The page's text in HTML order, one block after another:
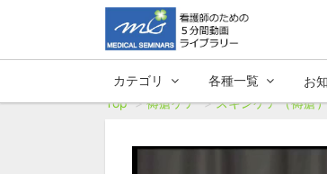
カテゴリ 各種一覧
お
Top
褥瘡ケア スキンケア（褥瘡